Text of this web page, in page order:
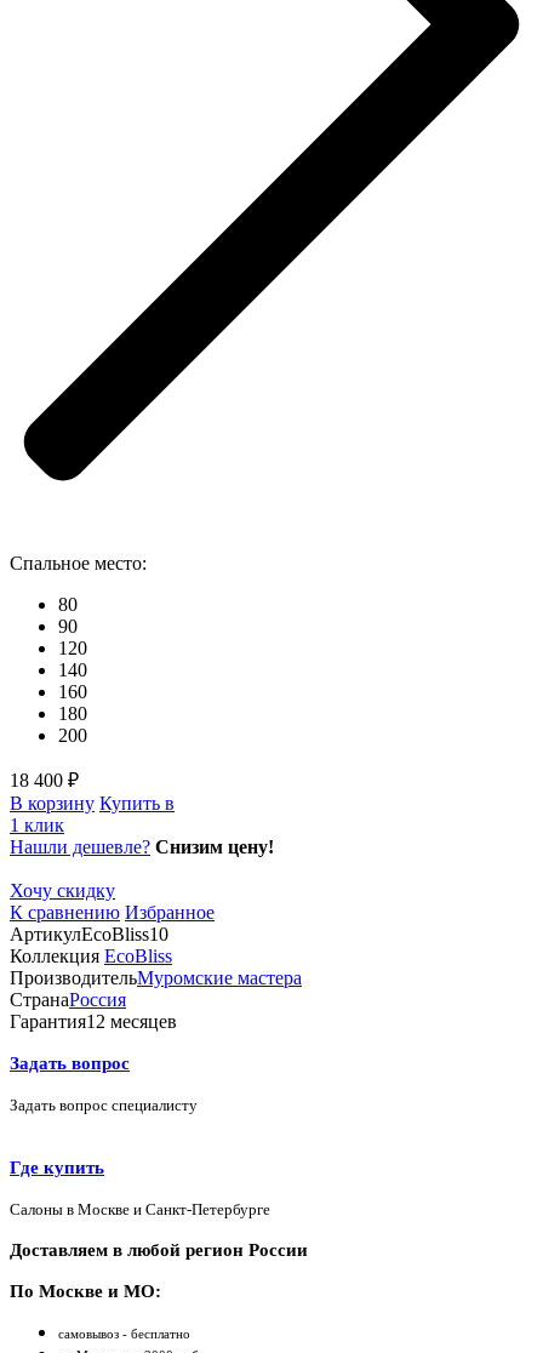
Спальное место:
80
90
120
140
160
180
200
18 400 ₽
В корзину Купить в
1 клик
Нашли дешевле? Снизим цену!
Хочу скидку
К сравнению Избранное
АртикулEcoBliss10
Коллекция EcoBliss
ПроизводительМуромские мастера
СтранаРоссия
Гарантия12 месяцев
Задать вопрос
Задать вопрос специалисту
Где купить
Салоны в Москве и Санкт-Петербурге
Доставляем в любой регион России
По Москве и МО:
самовывоз - бесплатно